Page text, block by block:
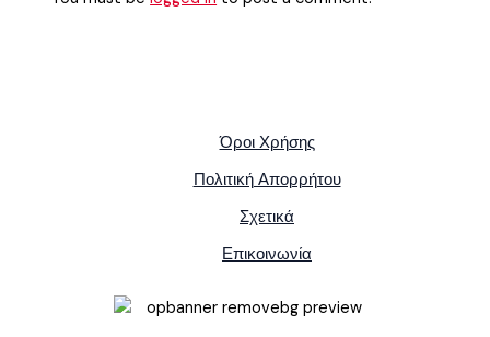
Όροι Χρήσης
Πολιτική Απορρήτου
Σχετικά
Επικοινωνία